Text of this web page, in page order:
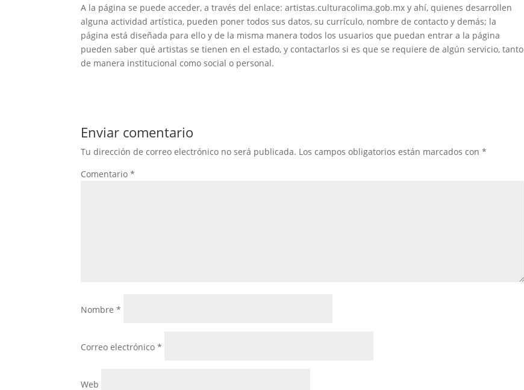
A la página se puede acceder, a través del enlace: artistas.culturacolima.gob.mx y ahí, quienes desarrollen
alguna actividad artística, pueden poner todos sus datos, su currículo, nombre de contacto y demás; la
página está diseñada para ello y de la misma manera todos los usuarios que puedan entrar a la página
pueden saber qué artistas se tienen en el estado, y contactarlos si es que se requiere de algún servicio, tanto
de manera institucional como social o personal.
Enviar comentario
Tu dirección de correo electrónico no será publicada. Los campos obligatorios están marcados con*
Comentario*
Nombre*
Correo electrónico*
Web